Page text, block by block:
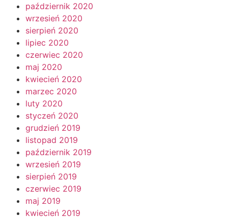
październik 2020
wrzesień 2020
sierpień 2020
lipiec 2020
czerwiec 2020
maj 2020
kwiecień 2020
marzec 2020
luty 2020
styczeń 2020
grudzień 2019
listopad 2019
październik 2019
wrzesień 2019
sierpień 2019
czerwiec 2019
maj 2019
kwiecień 2019